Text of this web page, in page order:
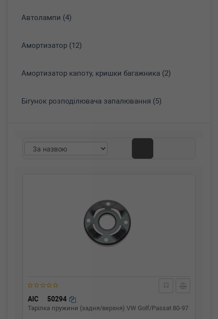
Автолампи (4)
Амортизатор (12)
Амортизатор капоту, кришки багажника (2)
Бігунок розподілювача запалювання (5)
AIC 50294
Тарілка пружини (задня/верхня) VW Golf/Passat 80-97